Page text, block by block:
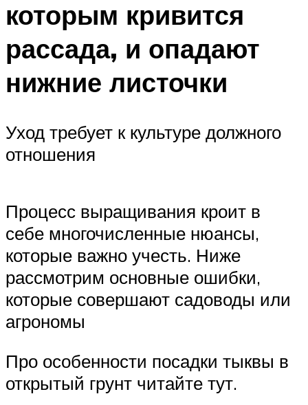
которым кривится
рассада, и опадают
нижние листочки
Уход требует к культуре должного
отношения
Процесс выращивания кроит в
себе многочисленные нюансы,
которые важно учесть. Ниже
рассмотрим основные ошибки,
которые совершают садоводы или
агрономы
Про особенности посадки тыквы в
открытый грунт читайте тут.